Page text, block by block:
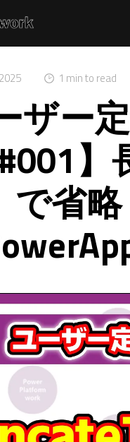
1 min to read
ザー
で省